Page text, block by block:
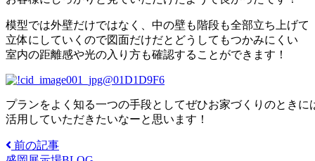
模型では外壁だけではなく、中の壁も階段も全部立ち上げて
立体にしていくので図面だけだとどうしてもつかみにくい
室内の距離感や光の入り方も確認することができます！
プランをよく知る一つの手段としてぜひお家づくりのときに
活用していただきたいなーと思います！
前の記事